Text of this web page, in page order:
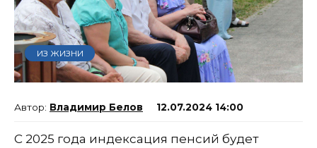
ИЗ ЖИЗНИ
Владимир Белов 12.07.2024 14:00
С 2025 года индексация пенсий будет